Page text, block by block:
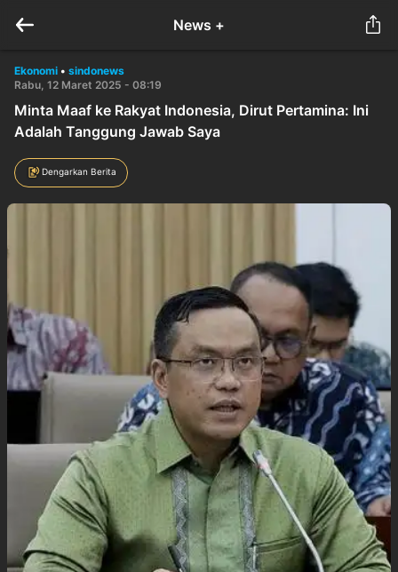
News +
Ekonomi • sindonews
Rabu, 12 Maret 2025 - 08:19
Minta Maaf ke Rakyat Indonesia, Dirut Pertamina: Ini
Adalah Tanggung Jawab Saya
Dengarkan Berita